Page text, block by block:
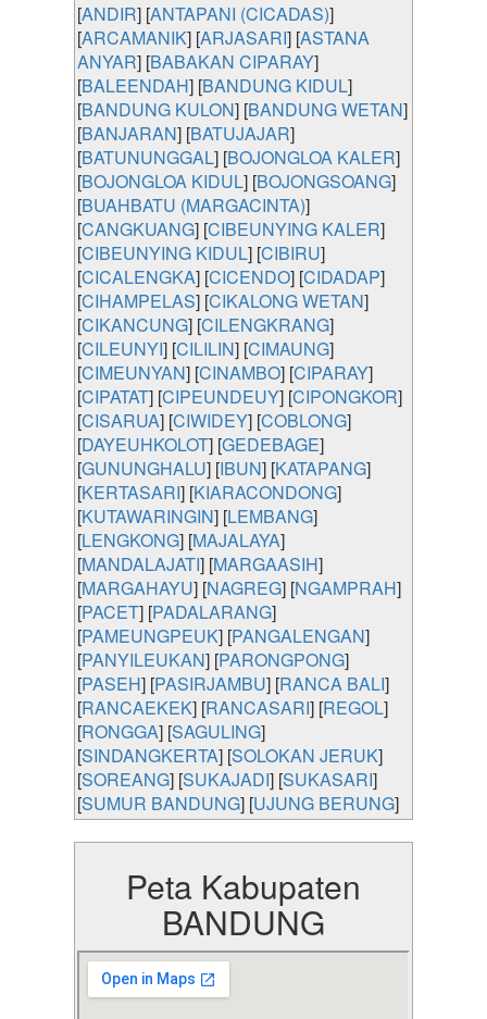
[ANDIR] [ANTAPANI (CICADAS)]
[ARCAMANIK] [ARJASARI] [ASTANA
ANYAR] [BABAKAN CIPARAY]
[BALEENDAH] [BANDUNG KIDUL]
[BANDUNG KULON] [BANDUNG WETAN]
[BANJARAN] [BATUJAJAR]
[BATUNUNGGAL] [BOJONGLOA KALER]
[BOJONGLOA KIDUL] [BOJONGSOANG]
[BUAHBATU (MARGACINTA)]
[CANGKUANG] [CIBEUNYING KALER]
[CIBEUNYING KIDUL] [CIBIRU]
[CICALENGKA] [CICENDO] [CIDADAP]
[CIHAMPELAS] [CIKALONG WETAN]
[CIKANCUNG] [CILENGKRANG]
[CILEUNYI] [CILILIN] [CIMAUNG]
[CIMEUNYAN] [CINAMBO] [CIPARAY]
[CIPATAT] [CIPEUNDEUY] [CIPONGKOR]
[CISARUA] [CIWIDEY] [COBLONG]
[DAYEUHKOLOT] [GEDEBAGE]
[GUNUNGHALU] [IBUN] [KATAPANG]
[KERTASARI] [KIARACONDONG]
[KUTAWARINGIN] [LEMBANG]
[LENGKONG] [MAJALAYA]
[MANDALAJATI] [MARGAASIH]
[MARGAHAYU] [NAGREG] [NGAMPRAH]
[PACET] [PADALARANG]
[PAMEUNGPEUK] [PANGALENGAN]
[PANYILEUKAN] [PARONGPONG]
[PASEH] [PASIRJAMBU] [RANCA BALI]
[RANCAEKEK] [RANCASARI] [REGOL]
[RONGGA] [SAGULING]
[SINDANGKERTA] [SOLOKAN JERUK]
[SOREANG] [SUKAJADI] [SUKASARI]
[SUMUR BANDUNG] [UJUNG BERUNG]
Peta Kabupaten
BANDUNG